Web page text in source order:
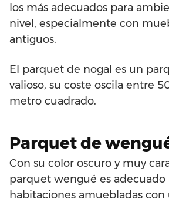
los más adecuados para
nivel, especialmente con
antiguos.
El parquet de nogal es un
valioso, su coste oscila entre
metro cuadrado.
Parquet de
Con su color oscuro y muy
parquet wengué es adecuado
habitaciones amuebladas con